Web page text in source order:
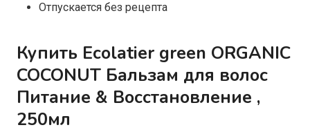
Отпускается без рецепта
Купить Ecolatier green ORGANIC
COCONUT Бальзам для волос
Питание & Восстановление ,
250мл